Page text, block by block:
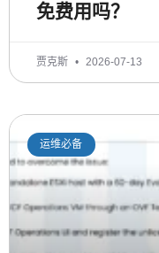
免费用吗？
贾克斯 2026-07-13
运维必备